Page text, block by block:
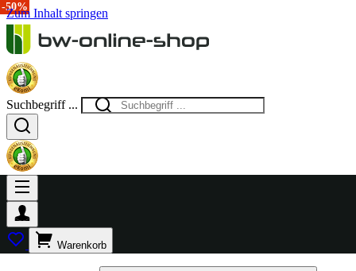
Zum Inhalt springen
Suchbegriff ...
Warenkorb
-43%
-43%
-50%
-50%